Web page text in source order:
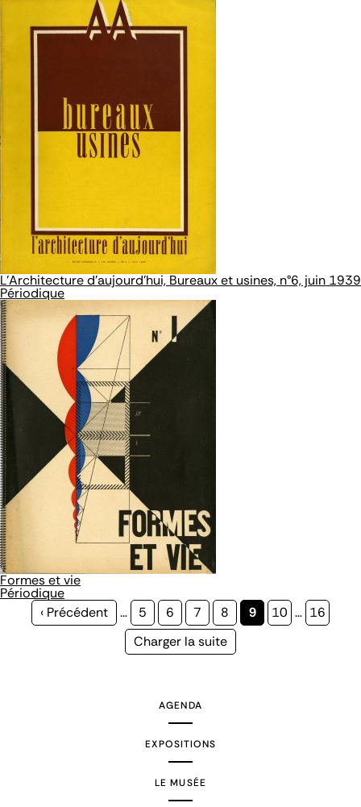
L'Architecture d'aujourd'hui, Bureaux et usines, n°6, juin 1939
Périodique
Formes et vie
Périodique
Page
‹ Précédent … Page
5 Page
6 Page
7 Page
8
Page
9 Page
10 … Page
16
Page
Charger la suite
AGENDA
EXPOSITIONS
LE MUSÉE